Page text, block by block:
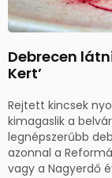
Debrecen
Kert’
Rejtett kincsek
kimagaslik a
legnépszerűbb
azonnal a
vagy a Nagyerdő